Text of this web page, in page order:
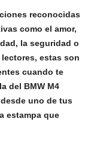
reconocidas
como el amor,
la seguridad o
estas son
cuando te
del BMW M4
uno de tus
estampa que